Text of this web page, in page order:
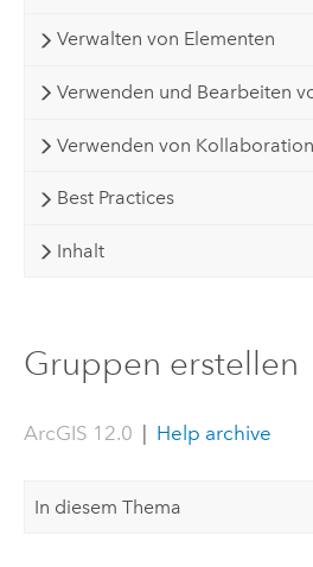
Verwalten von Elementen
Verwenden und Bearbeiten
Verwenden von
Best Practices
Inhalt
Gruppen erstellen
ArcGIS 12.0 Help archive
In diesem Thema